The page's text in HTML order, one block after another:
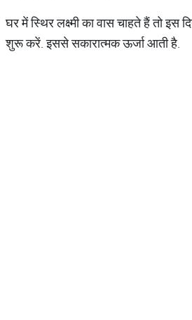
घर में स्थिर लक्ष्मी का वास चाहते हैं तो इस
शुरू करें. इससे सकारात्मक ऊर्जा आती है.